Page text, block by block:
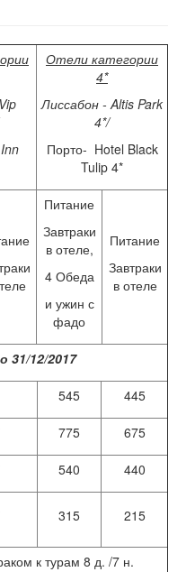
Отели категории
4*
Лиссабон - Altis Park
4*/
Порто- Hotel Black
Tulip 4*
Питание
Завтраки
в отеле,
4 Обеда
и ужин с
фадо
Питание
Завтраки
в отеле
31/12/2017
545 445
775 675
540 440
315 215
к турам 8 д. /7 н.